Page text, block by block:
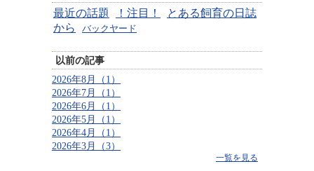
最近の話題 ！注目！
とある飼育の日誌
から
バックヤード
以前の記事
2026年8月（1）
2026年7月（1）
2026年6月（1）
2026年5月（1）
2026年4月（1）
2026年3月（3）
一覧を見る